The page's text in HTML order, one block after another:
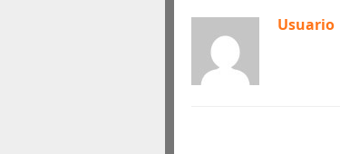
Usuario